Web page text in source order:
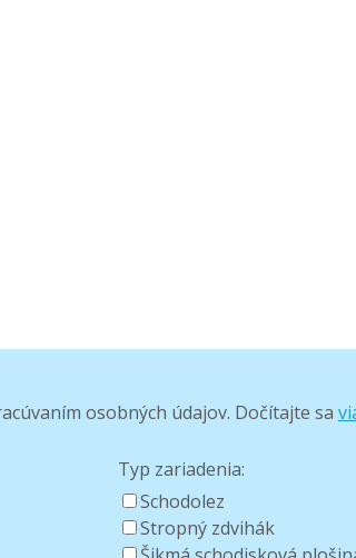
osobných údajov. Dočítajte sa
Typ zariadenia:
Schodolez
Stropný zdvihák